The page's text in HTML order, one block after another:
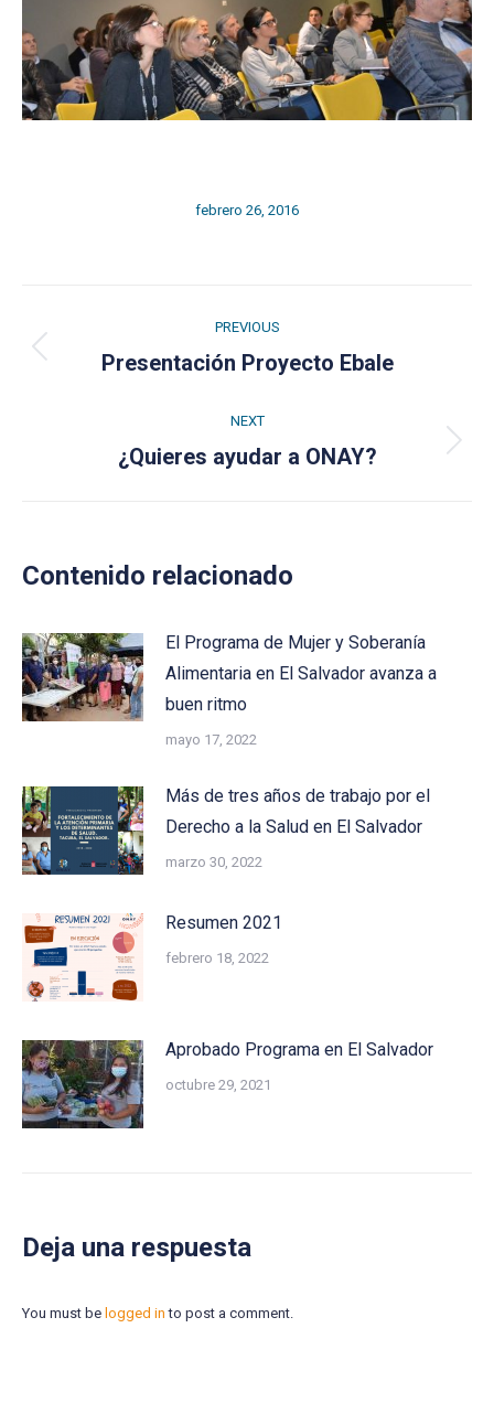
febrero 26, 2016
navigation
PREVIOUS
Previous
Presentación Proyecto Ebale
NEXT
Next
¿Quieres ayudar a ONAY?
Contenido relacionado
El Programa de Mujer y Soberanía
Alimentaria en El Salvador avanza a
buen ritmo
mayo 17, 2022
Más de tres años de trabajo por el
Derecho a la Salud en El Salvador
marzo 30, 2022
Resumen 2021
febrero 18, 2022
Aprobado Programa en El Salvador
octubre 29, 2021
Deja una respuesta
You must be logged in to post a comment.